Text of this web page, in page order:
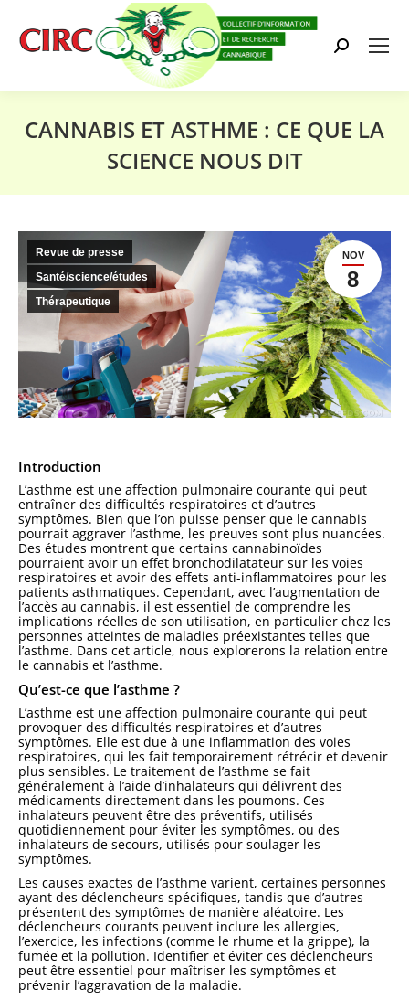
Search:
CANNABIS ET ASTHME : CE QUE LA
SCIENCE NOUS DIT
NOV
8
Revue de presse
Santé/science/études
Thérapeutique
Introduction
L’asthme est une affection pulmonaire courante qui peut
entraîner des difficultés respiratoires et d’autres
symptômes. Bien que l’on puisse penser que le cannabis
pourrait aggraver l’asthme, les preuves sont plus nuancées.
Des études montrent que certains cannabinoïdes
pourraient avoir un effet bronchodilatateur sur les voies
respiratoires et avoir des effets anti-inflammatoires pour les
patients asthmatiques. Cependant, avec l’augmentation de
l’accès au cannabis, il est essentiel de comprendre les
implications réelles de son utilisation, en particulier chez les
personnes atteintes de maladies préexistantes telles que
l’asthme. Dans cet article, nous explorerons la relation entre
le cannabis et l’asthme.
Qu’est-ce que l’asthme ?
L’asthme est une affection pulmonaire courante qui peut
provoquer des difficultés respiratoires et d’autres
symptômes. Elle est due à une inflammation des voies
respiratoires, qui les fait temporairement rétrécir et devenir
plus sensibles. Le traitement de l’asthme se fait
généralement à l’aide d’inhalateurs qui délivrent des
médicaments directement dans les poumons. Ces
inhalateurs peuvent être des préventifs, utilisés
quotidiennement pour éviter les symptômes, ou des
inhalateurs de secours, utilisés pour soulager les
symptômes.
Les causes exactes de l’asthme varient, certaines personnes
ayant des déclencheurs spécifiques, tandis que d’autres
présentent des symptômes de manière aléatoire. Les
déclencheurs courants peuvent inclure les allergies,
l’exercice, les infections (comme le rhume et la grippe), la
fumée et la pollution. Identifier et éviter ces déclencheurs
peut être essentiel pour maîtriser les symptômes et
prévenir l’aggravation de la maladie.